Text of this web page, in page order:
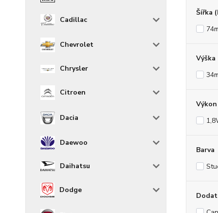
Cadillac
Chevrolet
Chrysler
Citroen
Dacia
Daewoo
Daihatsu
Dodge
Šířka
Výška
Barva